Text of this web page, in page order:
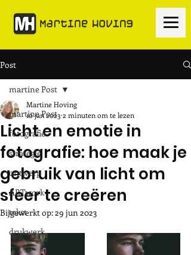
Post
martine Post
fotografie
strategie
ontwerp
ARTwork
tekst
drukwerk
martine Post
Licht en emotie in
fotografie: hoe maak je
gebruik van licht om
sfeer te creëren
Martine Hoving
10 jan 2023 2 minuten om te lezen
Bijgewerkt op:29 jun 2023